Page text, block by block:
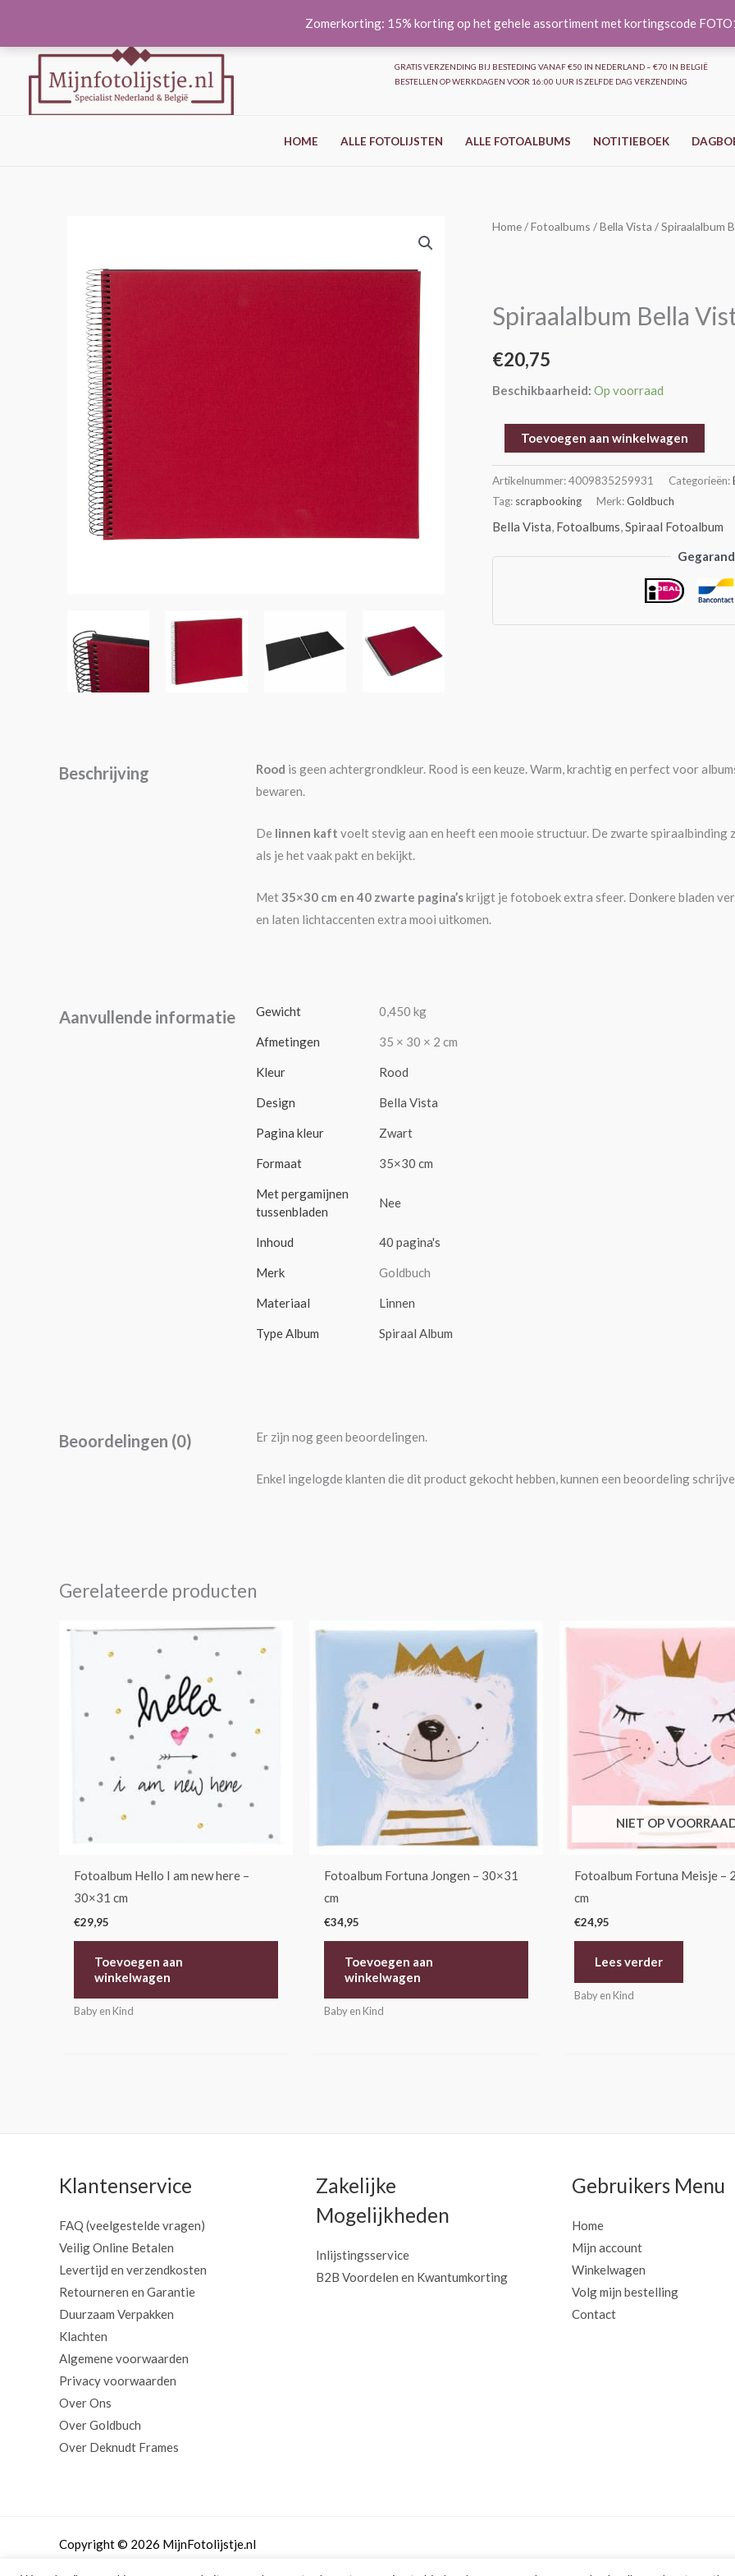
Zomerkorting: 15% korting op het gehele assortiment met kortingscode
inhoud
GRATIS VERZENDING BIJ BESTEDING VANAF €50 IN NEDERLAND – €70 IN BELGIË
BESTELLEN OP WERKDAGEN VOOR 16:00 UUR IS ZELFDE DAG VERZENDING
HOME ALLE FOTOLIJSTEN ALLE FOTOALBUMS NOTITIEBOEK
Home/Fotoalbums /Bella Vista / Spiraalalbum
Spiraalalbum Bella
€20,75
Beschikbaarheid: Op voorraad
Spiraalalbum
Rood
35x30
Toevoegen aan winkelwagen
Artikelnummer:4009835259931 Categorieën:
Tag: scrapbooking Merk:Goldbuch
Bella Vista, Fotoalbums,Spiraal Fotoalbum
Beschrijving Rood is geen achtergrondkleur. Rood is een keuze. Warm, krachtig en perfect voor
bewaren.
De linnen kaft voelt stevig aan en heeft een mooie structuur. De zwarte
als je het vaak pakt en bekijkt.
Met35×30 cm en 40 zwarte pagina’skrijgt je fotoboek extra sfeer. Donkere bladen
en laten lichtaccenten extra mooi uitkomen.
Aanvullende informatie Gewicht 0,450 kg
Afmetingen 35 × 30 × 2 cm
Kleur Rood
Design Bella Vista
Pagina kleur Zwart
Formaat 35×30 cm
Met pergamijnen
tussenbladen
Nee
Inhoud 40 pagina's
Merk Goldbuch
Materiaal Linnen
Type Album Spiraal Album
Beoordelingen (0) Er zijn nog geen beoordelingen.
Enkel ingelogde klanten die dit product gekocht hebben, kunnen een beoordeling
Gerelateerde producten
Fotoalbum Hello I am new here –
30×31 cm
€29,95
Toevoegen aan
winkelwagen
Baby en Kind
Fotoalbum Fortuna Jongen – 30×31
cm
€34,95
Toevoegen aan
winkelwagen
Baby en Kind
NIET OP
Fotoalbum Fortuna Meisje –
cm
€24,95
Lees verder
Baby en Kind
Klantenservice
FAQ (veelgestelde vragen)
Veilig Online Betalen
Levertijd en verzendkosten
Retourneren en Garantie
Duurzaam Verpakken
Klachten
Algemene voorwaarden
Privacy voorwaarden
Over Ons
Over Goldbuch
Over Deknudt Frames
Zakelijke
Mogelijkheden
Inlijstingsservice
B2B Voordelen en Kwantumkorting
Gebruikers Menu
Home
Mijn account
Winkelwagen
Volg mijn bestelling
Contact
Copyright © 2026 MijnFotolijstje.nl